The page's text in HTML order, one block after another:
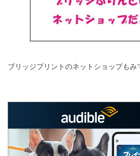
ブリッジプリントのネットショップもみ